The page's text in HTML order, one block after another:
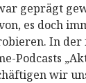
geprägt
es doch
In der
Podcasts
wir